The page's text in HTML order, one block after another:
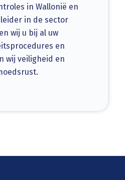
in Wallonië en
leider in de sector
wij u bij al uw
en
wij veiligheid en